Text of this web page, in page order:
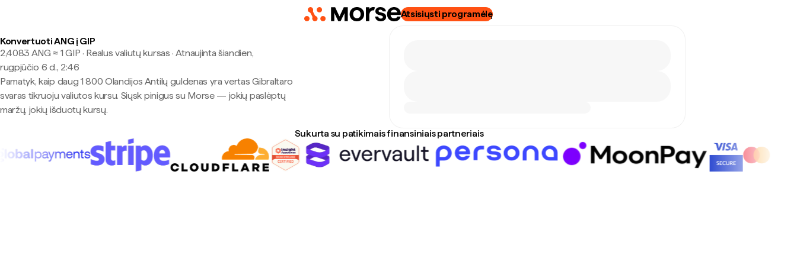
Atsisiųsti programėlę
Konvertuoti ANG į GIP
2,4083 ANG ≈ 1 GIP · Realus valiutų kursas · Atnaujinta šiandien,
rugpjūčio 6 d., 2:46
Pamatyk, kaip daug 1 800 Olandijos Antilų guldenas yra vertas Gibraltaro
svaras tikruoju valiutos kursu. Siųsk pinigus su Morse — jokių paslėptų
maržų, jokių išduotų kursų.
Sukurta su patikimais finansiniais partneriais